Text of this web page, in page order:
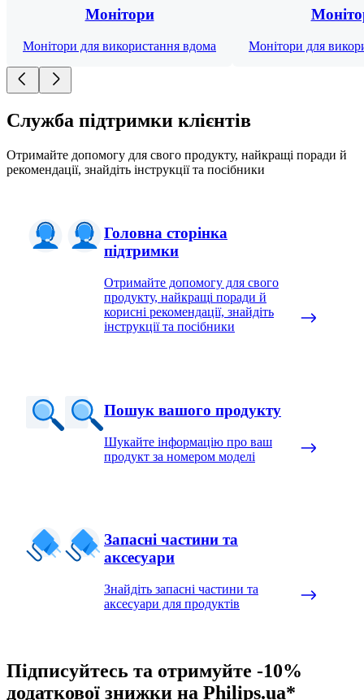
Монітори
Монітори для використання вдома Монітори для
Служба підтримки клієнтів
Отримайте допомогу для свого продукту, найкращі поради й
рекомендації, знайдіть інструкції та посібники
Головна сторінка
підтримки
Отримайте допомогу для свого
продукту, найкращі поради й
корисні рекомендації, знайдіть
інструкції та посібники
Пошук вашого продукту
Шукайте інформацію про ваш
продукт за номером моделі
Запасні частини та
аксесуари
Знайдіть запасні частини та
аксесуари для продуктів
Підписуйтесь та отримуйте -10%
додаткової знижки на Philips.ua*